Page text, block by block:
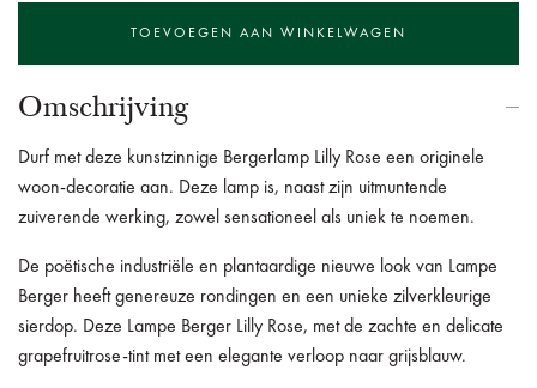
Omschrijving
Durf met deze kunstzinnige Bergerlamp Lilly Rose een originele
woon-decoratie aan. Deze lamp is, naast zijn uitmuntende
zuiverende werking, zowel sensationeel als uniek te noemen.
De poëtische industriële en plantaardige nieuwe look van Lampe
Berger heeft genereuze rondingen en een unieke zilverkleurige
sierdop. Deze Lampe Berger Lilly Rose, met de zachte en delicate
grapefruitrose-tint meteen elegante verloop naar grijsblauw.